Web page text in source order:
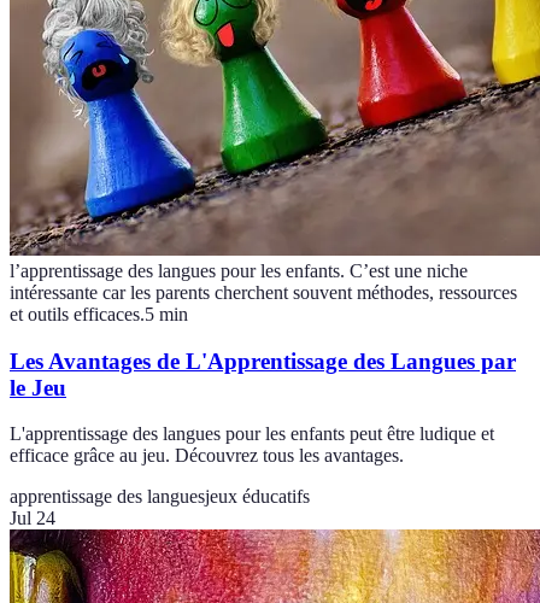
l’apprentissage des langues pour les enfants. C’est une niche
intéressante car les parents cherchent souvent méthodes, ressources
et outils efficaces.5 min
Les Avantages de L'Apprentissage des Langues par
le Jeu
L'apprentissage des langues pour les enfants peut être ludique et
efficace grâce au jeu. Découvrez tous les avantages.
apprentissage des languesjeux éducatifs
Jul 24